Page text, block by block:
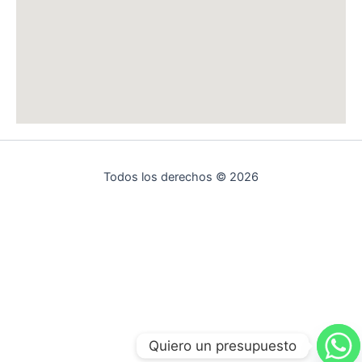
Todos los derechos © 2026
Quiero un presupuesto